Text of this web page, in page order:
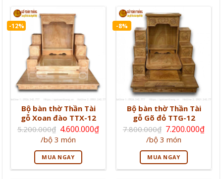
-12%
Bộ bàn thờ Thần Tài
gỗ Xoan đào TTX-12
5.200.000₫ Giá
gốc
là:
5.200.000₫.
4.600.000₫
Giá
hiện
tại
là:
4.600.000₫.
/bộ 3 món
MUA NGAY
-8%
Bộ bàn thờ Thần Tài
gỗ Gõ đỏ TTG-12
7.800.000₫ Giá
gốc
là:
7.800.000₫.
7.200.000₫
Giá
hiện
tại
là:
7.200.000₫.
/bộ 3 món
MUA NGAY